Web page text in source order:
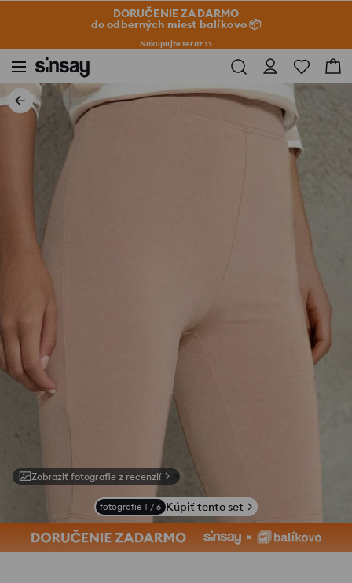
DORUČENIE ZADARMO
do odberných miest balíkovo 📦
Nakupujte teraz >>
Zobraziť fotografie z recenzií
fotografie 1 / 6 Kúpiť tento set